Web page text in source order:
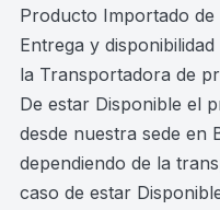
Producto Importado de
Entrega y
la Transportadora de
De estar Disponible el
desde nuestra sede en
dependiendo de la
caso de estar